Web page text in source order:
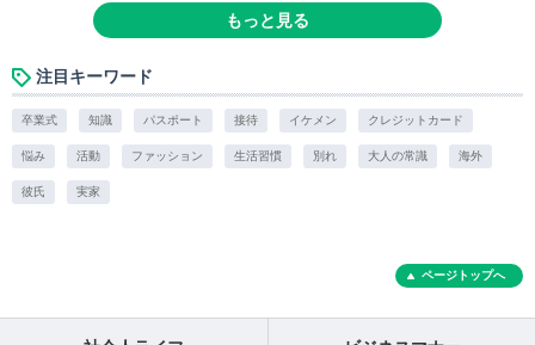
もっと見る
注目キーワード
卒業式 知識 パスポート 接待 イケメン クレジットカード
悩み 活動 ファッション 生活習慣 別れ 大人の常識 海外
彼氏 実家
ページトップへ